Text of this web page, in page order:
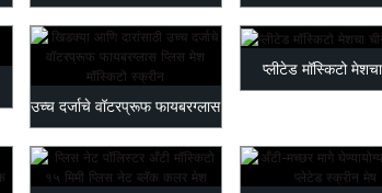
किंवा प्लीटेड कीटक जाळी नेट इन्सेक्ट
उच्च दर्जाचे वॉटरप्रूफ फायबरग्लास
प्लिस मेष...
प्लीटेड मॉस्किटो